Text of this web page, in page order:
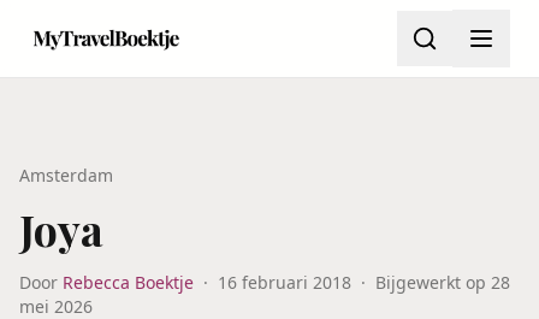
Amsterdam
Joya
Door Rebecca Boektje · 16 februari 2018 · Bijgewerkt op 28
mei 2026